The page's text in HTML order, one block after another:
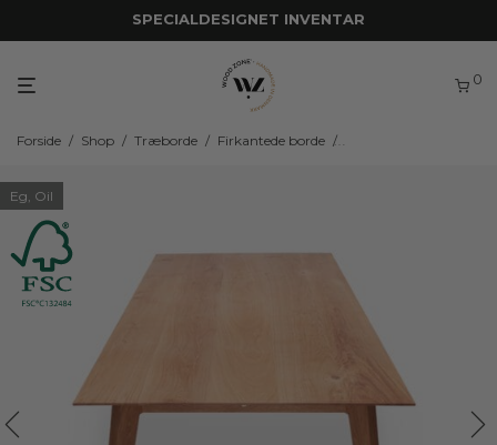
SPECIALDESIGNET INVENTAR
0
Forside / Shop / Træborde / Firkantede borde /
Eg, Oil